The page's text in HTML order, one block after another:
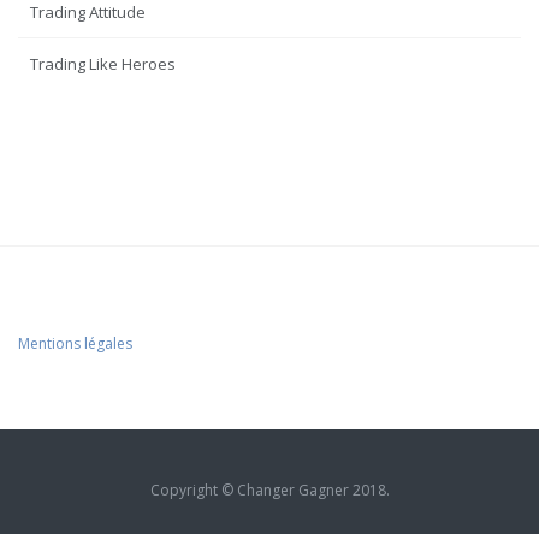
Trading Attitude
Trading Like Heroes
Mentions légales
Copyright © Changer Gagner 2018.